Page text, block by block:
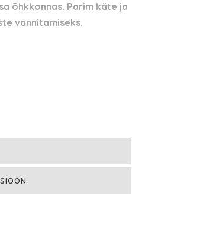
õhkkonnas. Parim käte ja
vannitamiseks.